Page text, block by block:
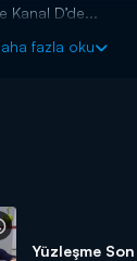
Kanal D’de...
fazla oku
Yüzleşme